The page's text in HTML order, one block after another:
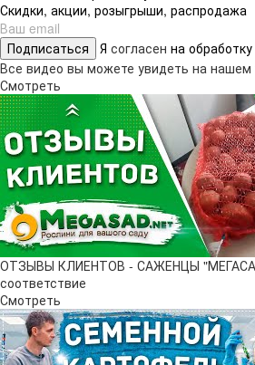
Скидки, акции, розыгрыши, распродажа
Подписаться Я согласен на
Все видео вы можете увидеть на нашем
Смотреть
ОТЗЫВЫ КЛИЕНТОВ - САЖЕНЦЫ
соответствие
Смотреть